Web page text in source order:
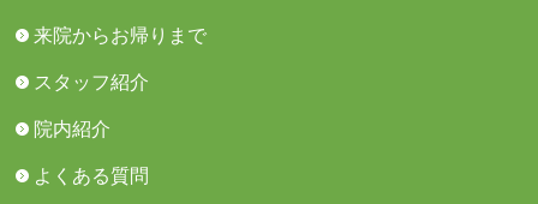
来院からお帰りまで
スタッフ紹介
院内紹介
よくある質問